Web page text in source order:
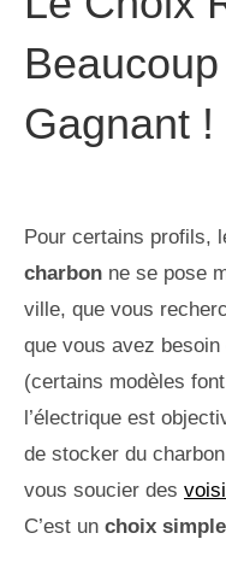
Gagnant !
Pour certains profils,
charbon ne se pose
ville, que vous
que vous avez besoin
(certains modèles
l’électrique est
de stocker du
vous soucier des
C’est un choix